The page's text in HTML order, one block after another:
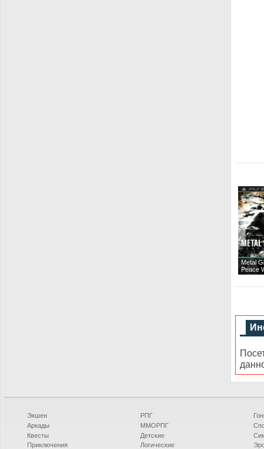
Metal
Peace
Экшен
Аркады
Квесты
Приключения
РПГ
ММОРПГ
Детские
Логические